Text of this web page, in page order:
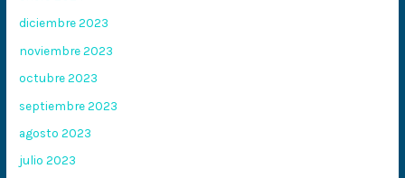
diciembre 2023
noviembre 2023
octubre 2023
septiembre 2023
agosto 2023
julio 2023